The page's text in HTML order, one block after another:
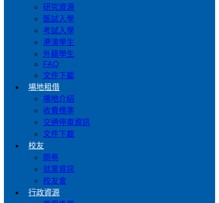
研究資源
甄試入學
考試入學
港澳學生
外籍學生
FAQ
文件下載
場地租借
場地介紹
收費標準
交通停車資訊
文件下載
校友
問卷
就業資訊
校友會
行政資源